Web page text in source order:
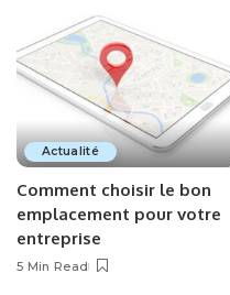
Actualité
Comment choisir le bon
emplacement pour votre
entreprise
5 Min Read